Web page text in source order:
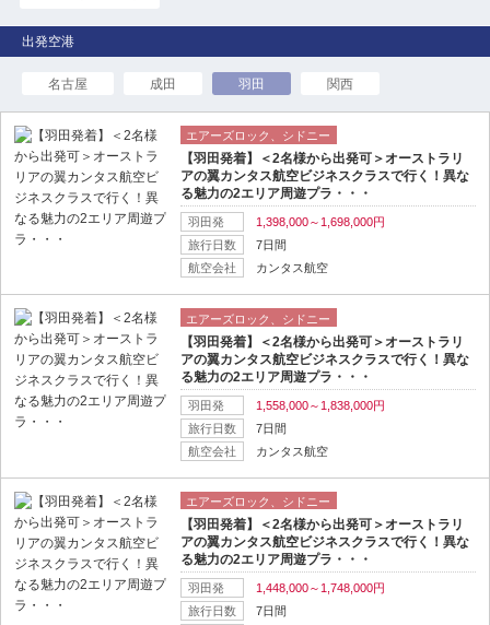
名古屋 成田 羽田 関西
エアーズロック、シドニー
【羽田発着】＜2名様から出発可＞オーストラリ
アの翼カンタス航空ビジネスクラスで行く！異な
る魅力の2エリア周遊プラ・・・
羽田発
1,398,000～1,698,000円
旅行日数
7日間
航空会社
カンタス航空
エアーズロック、シドニー
【羽田発着】＜2名様から出発可＞オーストラリ
アの翼カンタス航空ビジネスクラスで行く！異な
る魅力の2エリア周遊プラ・・・
羽田発
1,558,000～1,838,000円
旅行日数
7日間
航空会社
カンタス航空
エアーズロック、シドニー
【羽田発着】＜2名様から出発可＞オーストラリ
アの翼カンタス航空ビジネスクラスで行く！異な
る魅力の2エリア周遊プラ・・・
羽田発
1,448,000～1,748,000円
旅行日数
7日間